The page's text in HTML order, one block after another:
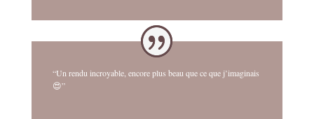
“Un rendu incroyable, encore plus beau que ce que j’imaginais
😍”